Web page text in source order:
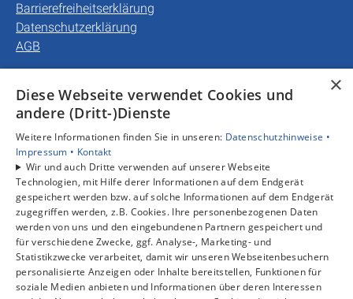
Barrierefreiheitserklärung
Datenschutzerklärung
AGB
Privatkunden
Gewerbekunden
Karriere
Unternehmen
Kontakt
×
Diese Webseite verwendet Cookies und
andere (Dritt-)Dienste
Weitere Informationen finden Sie in unseren: Datenschutzhinweise •
Impressum • Kontakt
Wir und auch Dritte verwenden auf unserer Webseite
Technologien, mit Hilfe derer Informationen auf dem Endgerät
gespeichert werden bzw. auf solche Informationen auf dem Endgerät
zugegriffen werden, z.B. Cookies. Ihre personenbezogenen Daten
werden von uns und den eingebundenen Partnern gespeichert und
für verschiedene Zwecke, ggf. Analyse-, Marketing- und
Statistikzwecke verarbeitet, damit wir unseren Webseitenbesuchern
personalisierte Anzeigen oder Inhalte bereitstellen, Funktionen für
soziale Medien anbieten und Informationen über deren Interessen